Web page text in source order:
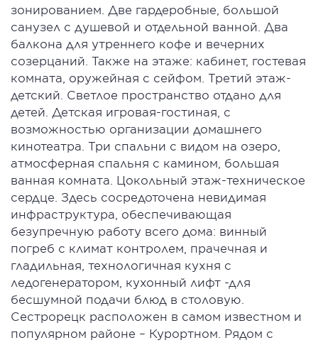
зонированием. Две гардеробные, большой
санузел с душевой и отдельной ванной. Два
балкона для утреннего кофе и вечерних
созерцаний. Также на этаже: кабинет, гостевая
комната, оружейная с сейфом. Третий этаж-
детский. Светлое пространство отдано для
детей. Детская игровая-гостиная, с
возможностью организации домашнего
кинотеатра. Три спальни с видом на озеро,
атмосферная спальня с камином, большая
ванная комната. Цокольный этаж-техническое
сердце. Здесь сосредоточена невидимая
инфраструктура, обеспечивающая
безупречную работу всего дома: винный
погреб с климат контролем, прачечная и
гладильная, технологичная кухня с
ледогенератором, кухонный лифт -для
бесшумной подачи блюд в столовую.
Сестрорецк расположен в самом известном и
популярном районе – Курортном. Рядом с